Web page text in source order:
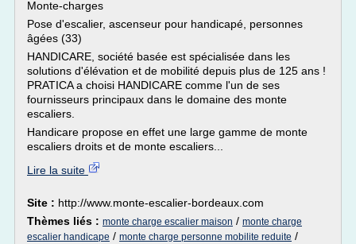
Monte-charges
Pose d'escalier, ascenseur pour handicapé, personnes
âgées (33)
HANDICARE, société basée est spécialisée dans les
solutions d'élévation et de mobilité depuis plus de 125 ans !
PRATICA a choisi HANDICARE comme l'un de ses
fournisseurs principaux dans le domaine des monte
escaliers.
Handicare propose en effet une large gamme de monte
escaliers droits et de monte escaliers...
Lire la suite
Site : http://www.monte-escalier-bordeaux.com
Thèmes liés : monte charge escalier maison / monte charge
escalier handicape / monte charge personne mobilite reduite /